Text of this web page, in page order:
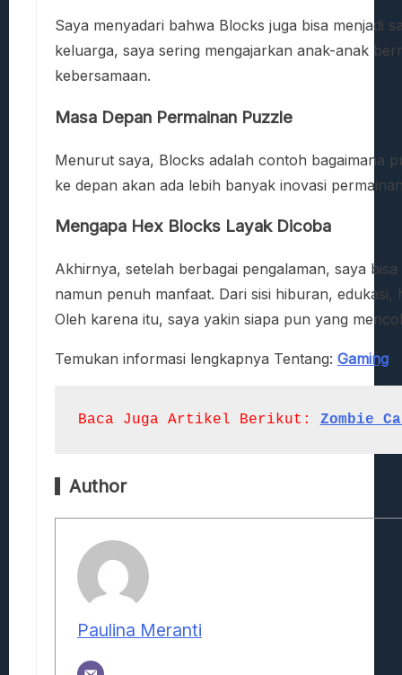
Saya menyadari bahwa Blocks juga bisa menjadi
keluarga, saya sering mengajarkan anak-anak
kebersamaan.
Masa Depan Permainan Puzzle
Menurut saya, Blocks adalah contoh bagaimana
ke depan akan ada lebih banyak inovasi
Mengapa Hex Blocks Layak Dicoba
Akhirnya, setelah berbagai pengalaman, saya
namun penuh manfaat. Dari sisi hiburan, edukasi,
Oleh karena itu, saya yakin siapa pun yang
Temukan informasi lengkapnya Tentang: Gaming
Baca Juga Artikel Berikut: Zombie
Author
Paulina Meranti